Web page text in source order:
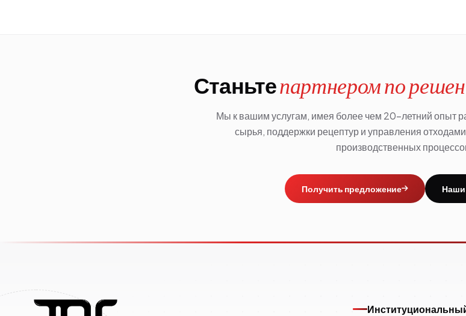
Станьтепартнером по
Мы к вашим услугам, имея более чем 20-летний опыт
сырья, поддержки рецептур и управления
производственных
Получить предложение Наши